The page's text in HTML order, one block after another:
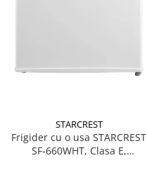
STARCREST
Frigider cu o usa STARCREST
SF-660WHT, Clasa E,